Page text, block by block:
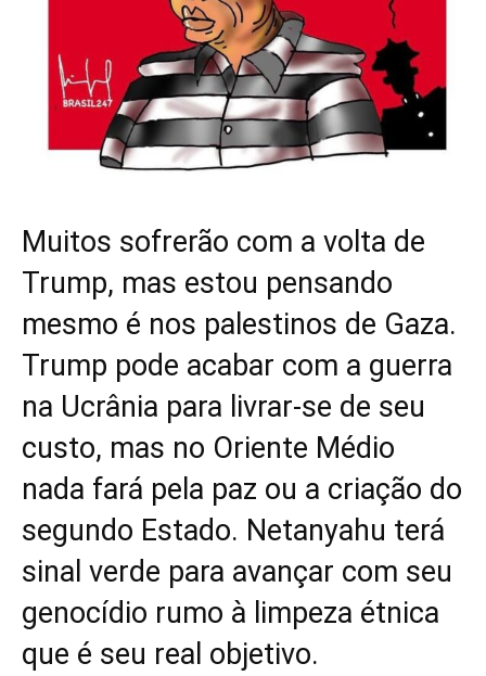
Muitos sofrerão com a volta de
Trump, mas estou pensando
mesmo é nos palestinos de Gaza.
Trump pode acabar com a guerra
na Ucrânia para livrar-se de seu
custo, mas no Oriente Médio
nada fará pela paz ou a criação do
segundo Estado. Netanyahu terá
sinal verde para avançar com seu
genocídio rumo à limpeza étnica
que é seu real objetivo.